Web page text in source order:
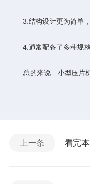
3.结构设计更为简单，
4.通常配备了多种规格
总的来说，小型压片机
上一条 看完